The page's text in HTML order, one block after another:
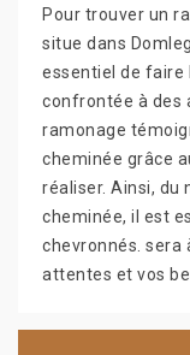
Pour trouver un
situe dans
essentiel de faire
confrontée à des
ramonage
cheminée grâce
réaliser. Ainsi, du
cheminée, il est
chevronnés. sera
attentes et vos